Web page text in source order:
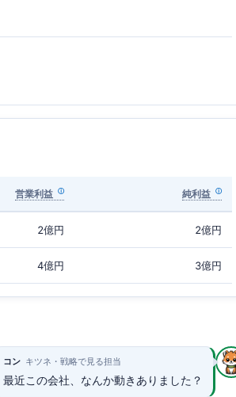
営業利益 純利益
2億円 2億円
4億円 3億円
コン キツネ・戦略で見る担当
最近この会社、なんか動きありました？